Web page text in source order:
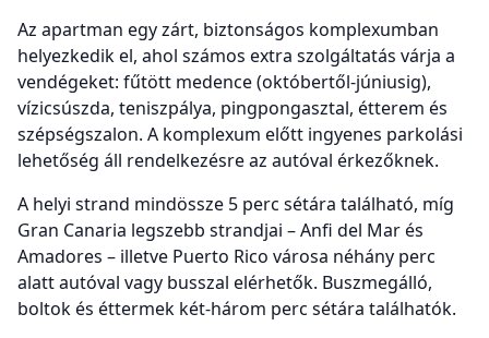
Az apartman egy zárt, biztonságos komplexumban
helyezkedik el, ahol számos extra szolgáltatás várja a
vendégeket: fűtött medence (októbertől-júniusig),
vízicsúszda, teniszpálya, pingpongasztal, étterem és
szépségszalon. A komplexum előtt ingyenes parkolási
lehetőség áll rendelkezésre az autóval érkezőknek.
A helyi strand mindössze 5 perc sétára található, míg
Gran Canaria legszebb strandjai – Anfi del Mar és
Amadores – illetve Puerto Rico városa néhány perc
alatt autóval vagy busszal elérhetők. Buszmegálló,
boltok és éttermek két-három perc sétára találhatók.